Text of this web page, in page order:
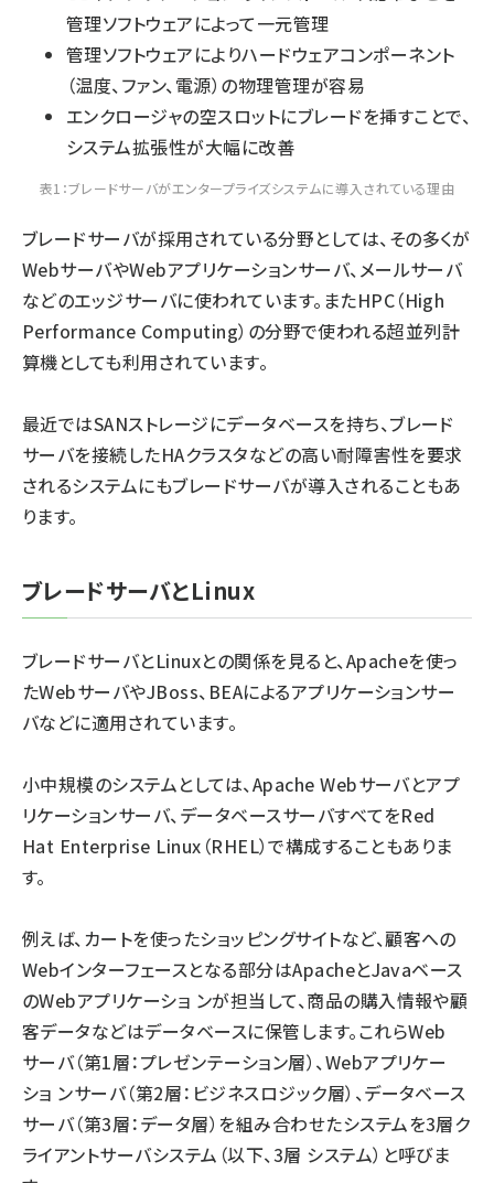
管理ソフトウェアによって一元管理
管理ソフトウェアによりハードウェアコンポーネント
（温度、ファン、電源）の物理管理が容易
エンクロージャの空スロットにブレードを挿すことで、
システム拡張性が大幅に改善
表1：ブレードサーバがエンタープライズシステムに導入されている理由
ブレードサーバが採用されている分野としては、その多くが
WebサーバやWebアプリケーションサーバ、メールサーバ
などのエッジサーバに使われています。またHPC（High
Performance Computing）の分野で使われる超並列計
算機としても利用されています。
最近ではSANストレージにデータベースを持ち、ブレード
サーバを接続したHAクラスタなどの高い耐障害性を要求
されるシステムにもブレードサーバが導入されることもあ
ります。
ブレードサーバとLinux
ブレードサーバとLinuxとの関係を見ると、Apacheを使っ
たWebサーバやJBoss、BEAによるアプリケーションサー
バなどに適用されています。
小中規模のシステムとしては、Apache Webサーバとアプ
リケーションサーバ、データベースサーバすべてをRed
Hat Enterprise Linux（RHEL）で構成することもありま
す。
例えば、カートを使ったショッピングサイトなど、顧客への
Webインターフェースとなる部分はApacheとJavaベース
のWebアプリケーショ ンが担当して、商品の購入情報や顧
客データなどはデータベースに保管します。これらWeb
サーバ（第1層：プレゼンテーション層）、Webアプリケー
ショ ンサーバ（第2層：ビジネスロジック層）、データベース
サーバ（第3層：データ層）を組み合わせたシステムを3層ク
ライアントサーバシステム（以下、3層 システム）と呼びま